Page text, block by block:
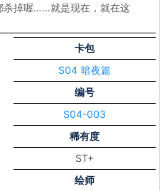
掉喔……就是现在，就在这
卡包
S04 暗夜篇
编号
S04-003
稀有度
ST+
绘师